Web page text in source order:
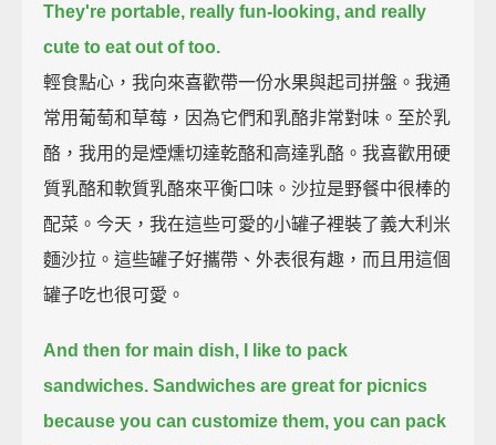
They're portable, really fun-looking, and really
cute to eat out of too.
輕食點心，我向來喜歡帶一份水果與起司拼盤。我通
常用葡萄和草莓，因為它們和乳酪非常對味。至於乳
酪，我用的是煙燻切達乾酪和高達乳酪。我喜歡用硬
質乳酪和軟質乳酪來平衡口味。沙拉是野餐中很棒的
配菜。今天，我在這些可愛的小罐子裡裝了義大利米
麵沙拉。這些罐子好攜帶、外表很有趣，而且用這個
罐子吃也很可愛。
And then for main dish, I like to pack
sandwiches. Sandwiches are great for picnics
because you can customize them, you can pack